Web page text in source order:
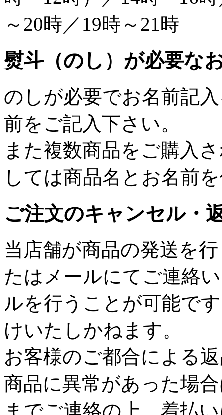
熨斗（のし）が必要な
のしが必要でお名前記
前をご記入下さい。
また複数商品をご購入
しては商品名とお名前
ご注文のキャンセル・
当店舗が商品の発送を
たはメールにてご連絡
ルを行うことが可能で
けいたしかねます。
お客様のご都合による
商品に異常があった場
までご連絡の上、着払